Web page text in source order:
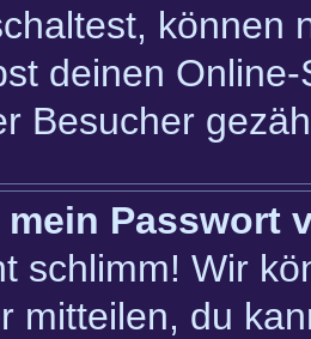
können
deinen
Besucher
mein Passwort
schlimm! Wir
mitteilen, du